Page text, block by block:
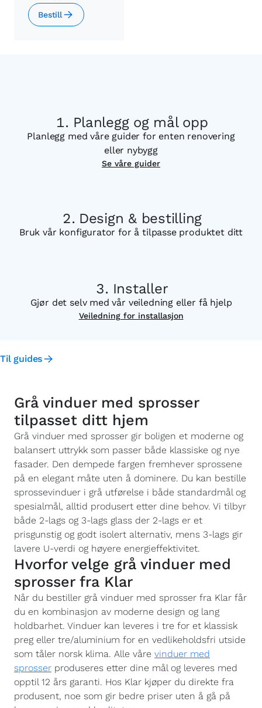
Bestill
Planlegg og mål opp
Planlegg med våre guider for enten renovering
eller nybygg
Se våre guider
Design & bestilling
Bruk vår konfigurator for å tilpasse produktet ditt
Installer
Gjør det selv med vår veiledning eller få hjelp
Veiledning for installasjon
Til guides
Grå vinduer med sprosser
tilpasset ditt hjem
Grå vinduer med sprosser gir boligen et moderne og
balansert uttrykk som passer både klassiske og nye
fasader. Den dempede fargen fremhever sprossene
på en elegant måte uten å dominere. Du kan bestille
sprossevinduer i grå utførelse i både standardmål og
spesialmål, alltid produsert etter dine behov. Vi tilbyr
både 2-lags og 3-lags glass der 2-lags er et
prisgunstig og godt isolert alternativ, mens 3-lags gir
lavere U-verdi og høyere energieffektivitet.
Hvorfor velge grå vinduer med
sprosser fra Klar
Når du bestiller grå vinduer med sprosser fra Klar får
du en kombinasjon av moderne design og lang
holdbarhet. Vinduer kan leveres i tre for et klassisk
preg eller tre/aluminium for en vedlikeholdsfri utside
som tåler norsk klima. Alle våre vinduer med
sprosser produseres etter dine mål og leveres med
opptil 12 års garanti. Hos Klar kjøper du direkte fra
produsent, noe som gir bedre priser uten å gå på